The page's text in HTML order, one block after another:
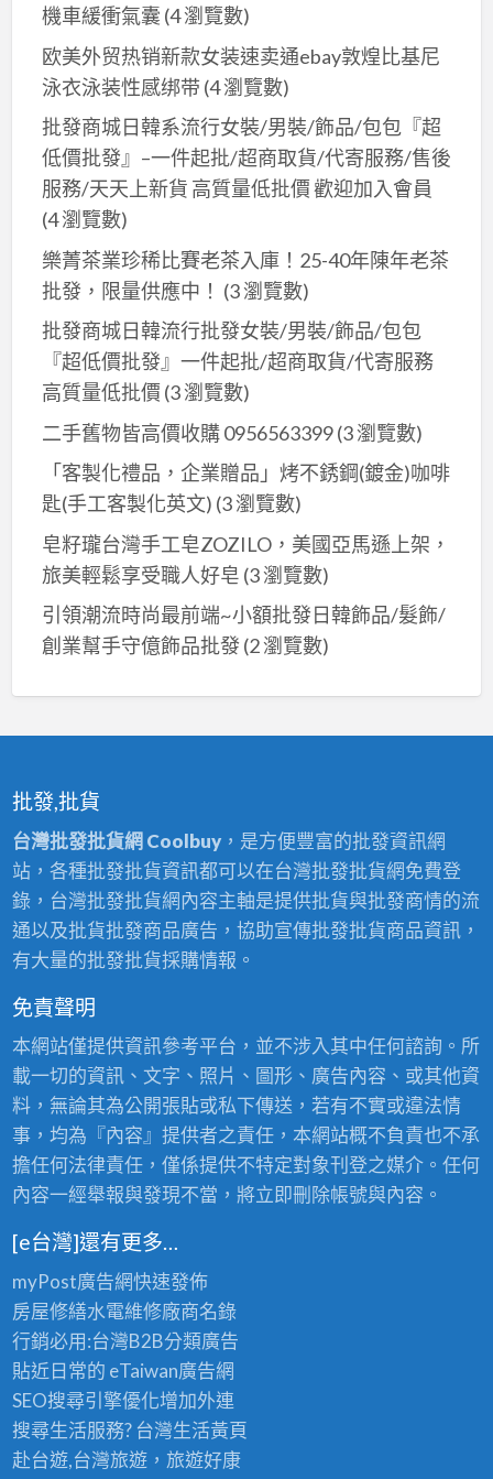
機車緩衝氣囊 (4 瀏覽數)
欧美外贸热销新款女装速卖通ebay敦煌比基尼
泳衣泳装性感绑带(4 瀏覽數)
批發商城日韓系流行女裝/男裝/飾品/包包『超
低價批發』–一件起批/超商取貨/代寄服務/售後
服務/天天上新貨 高質量低批價 歡迎加入會員
(4 瀏覽數)
樂菁茶業珍稀比賽老茶入庫！25-40年陳年老茶
批發，限量供應中！ (3 瀏覽數)
批發商城日韓流行批發女裝/男裝/飾品/包包
『超低價批發』一件起批/超商取貨/代寄服務
高質量低批價(3 瀏覽數)
二手舊物皆高價收購 0956563399(3 瀏覽數)
「客製化禮品，企業贈品」烤不銹鋼(鍍金)咖啡
匙(手工客製化英文) (3 瀏覽數)
皂籽瓏台灣手工皂ZOZILO，美國亞馬遜上架，
旅美輕鬆享受職人好皂 (3 瀏覽數)
引領潮流時尚最前端~小額批發日韓飾品/髮飾/
創業幫手守億飾品批發(2 瀏覽數)
批發,批貨
台灣批發批貨網 Coolbuy，是方便豐富的批發資訊網
站，各種批發批貨資訊都可以在台灣批發批貨網免費登
錄，台灣批發批貨網內容主軸是提供批貨與批發商情的流
通以及批貨批發商品廣告，協助宣傳批發批貨商品資訊，
有大量的批發批貨採購情報。
免責聲明
本網站僅提供資訊參考平台，並不涉入其中任何諮詢。所
載一切的資訊、文字、照片、圖形、廣告內容、或其他資
料，無論其為公開張貼或私下傳送，若有不實或違法情
事，均為『內容』提供者之責任，本網站概不負責也不承
擔任何法律責任，僅係提供不特定對象刊登之媒介。任何
內容一經舉報與發現不當，將立即刪除帳號與內容。
[e台灣]還有更多…
myPost廣告網快速發佈
房屋修繕水電維修廠商名錄
行銷必用:台灣B2B分類廣告
貼近日常的 eTaiwan廣告網
SEO搜尋引擎優化增加外連
搜尋生活服務? 台灣生活黃頁
赴台遊,台灣旅遊，旅遊好康